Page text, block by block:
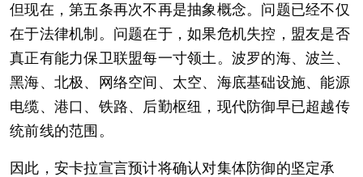
但现在，第五条再次不再是抽象概念。问题已经不仅
在于法律机制。问题在于，如果危机失控，盟友是否
真正有能力保卫联盟每一寸领土。波罗的海、波兰、
黑海、北极、网络空间、太空、海底基础设施、能源
电缆、港口、铁路、后勤枢纽，现代防御早已超越传
统前线的范围。
因此，安卡拉宣言预计将确认对集体防御的坚定承